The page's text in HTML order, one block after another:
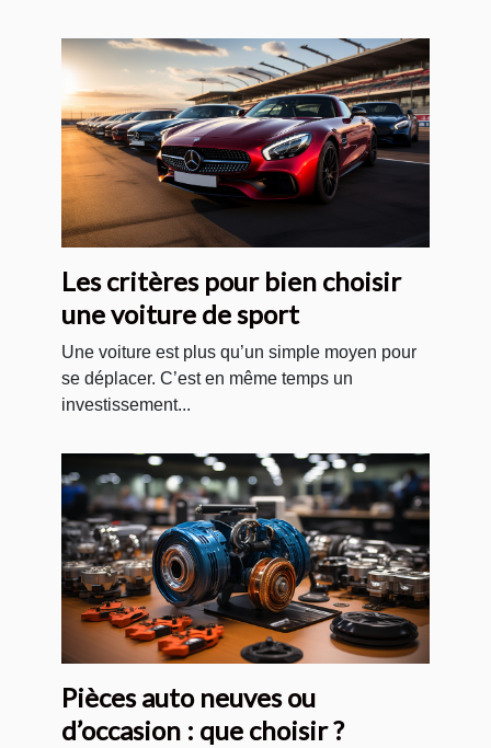
Les critères pour bien choisir
une voiture de sport
Une voiture est plus qu’un simple moyen pour
se déplacer. C’est en même temps un
investissement...
Pièces auto neuves ou
d’occasion : que choisir ?